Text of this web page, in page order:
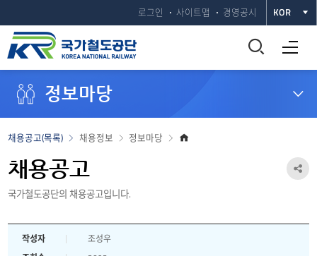
로그인 사이트맵 경영공시 KOR
통
합
기
전체메뉴 열기
정보마당
홈
정보마당
채용정보
채용공고(목록)
채용공고
국가철도공단의 채용공고입니다.
공
작성자
조성우